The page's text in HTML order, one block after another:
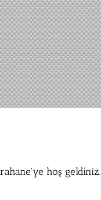
hoş geldiniz.